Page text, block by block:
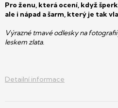
Pro ženu, která ocení, když
ale i nápad a šarm, který je tak
Výrazné tmavé odlesky na
leskem zlata.
Detailní informace